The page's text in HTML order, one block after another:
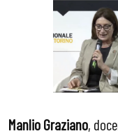
Manlio Graziano,